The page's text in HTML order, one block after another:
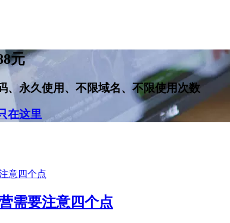
元
、永久使用、不限域名、不限使用次数
在这里
需要注意四个点